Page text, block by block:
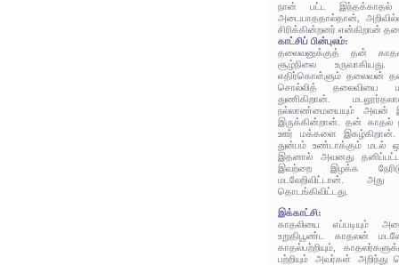
நான் பட்ட இந்தக்காதல்
அடையாததால்தான்,
சிரிக்கின்றனர் என்கிறான்
காட்சிப் பின்புலம்:
தலைவனுக்குத் தன்
சூழ்நிலை
எதிர்கொள்ளும் தலைவன்
சொல்லித் தலைவியை
துணிகிறான்.
நல்லாண்மையையும் அவன்
இருக்கின்றான். தன் காதல்
ஊர் மக்களை இகழ்கிறான்.
துன்பம் உண்டாக்கும் மடல்
இதனால் அவனது
இவற்றை இழக்க
மடலேறிவிட்டான்.
தொடங்கிவிட்டது.
இக்காட்சி:
காதலியை எப்படியும்
உறுதிபூண்ட காதலன்
காதல்பற்றியும்,
பற்றியும் அவர்கள்